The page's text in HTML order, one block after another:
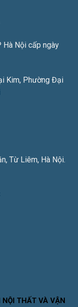
Nội cấp ngày
Kim, Phường Đại
Từ Liêm, Hà Nội.
THẤT VÀ VẬN